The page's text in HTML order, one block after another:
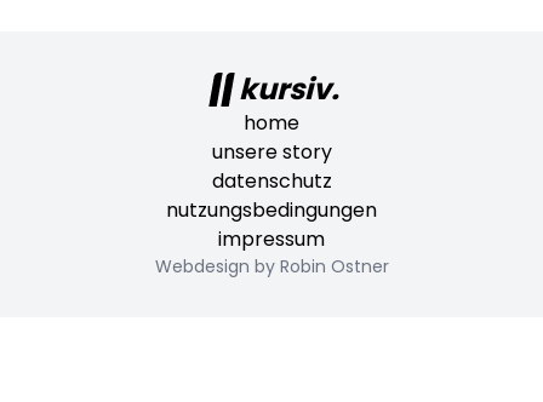
kursiv.
home
unsere story
datenschutz
nutzungsbedingungen
impressum
Webdesign by Robin Ostner